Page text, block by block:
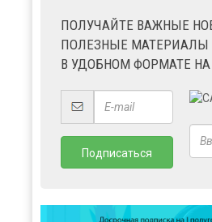
ПОЛУЧАЙТЕ ВАЖНЫЕ
ПОЛЕЗНЫЕ МАТЕРИАЛЫ
В УДОБНОМ ФОРМАТЕ